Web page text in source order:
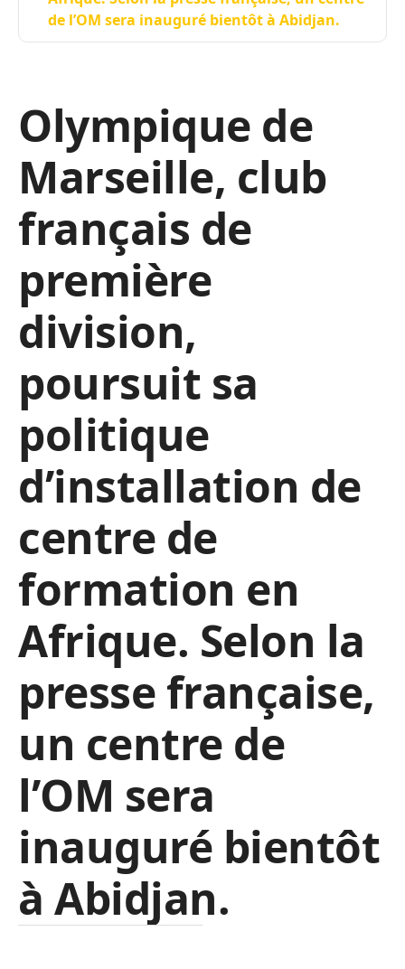
de l’OM sera inauguré bientôt à Abidjan.
Olympique de
Marseille, club
français de
première
division,
poursuit sa
politique
d’installation de
centre de
formation en
Afrique. Selon la
presse française,
un centre de
l’OM sera
inauguré bientôt
à Abidjan.